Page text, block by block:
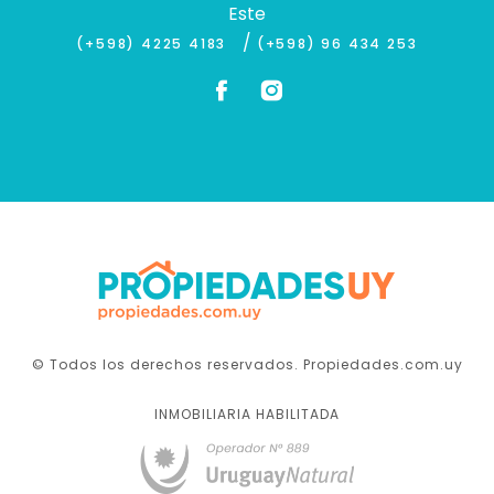
Este
(+598) 4225 4183 / (+598) 96 434 253
© Todos los derechos reservados. Propiedades.com.uy
INMOBILIARIA HABILITADA